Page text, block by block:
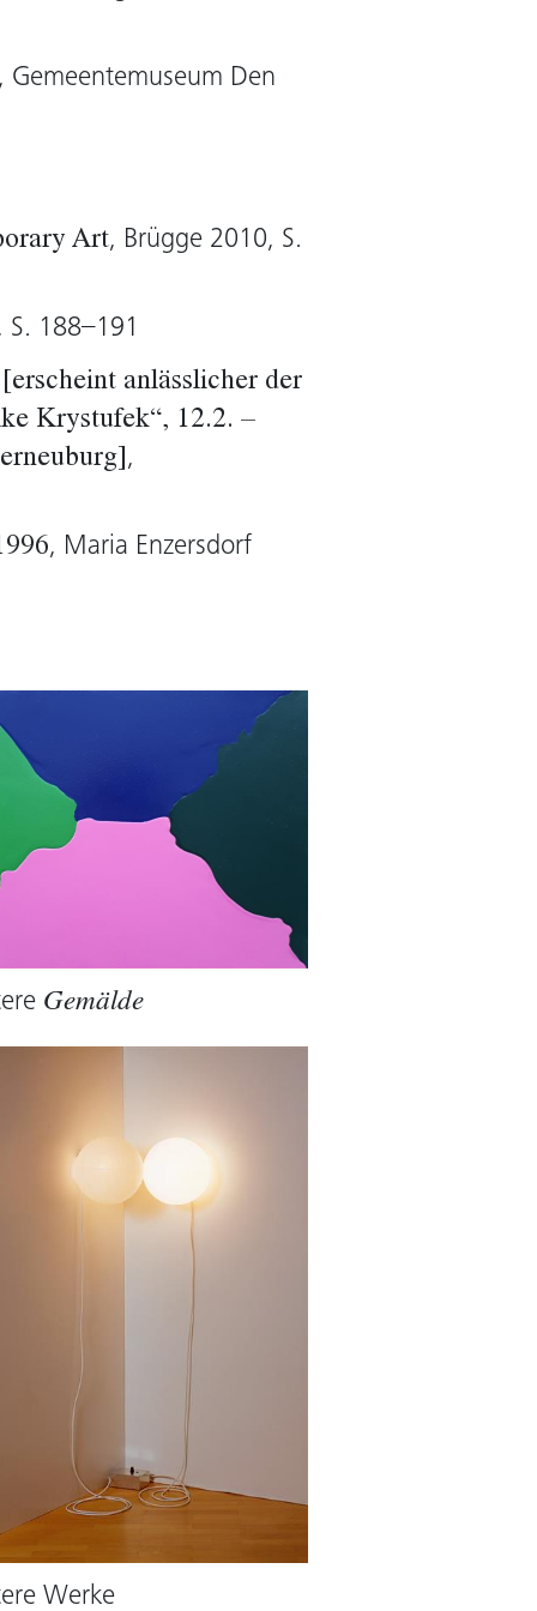
als den gewalttätigen
der das Bild des
zurück, dreht
in die Schranken.
, Gemeentemuseum Den
Art, Brügge 2010, S.
188–191
anlässlicher der
Krystufek“, 12.2. –
,
, Maria Enzersdorf
Gemälde
Werke